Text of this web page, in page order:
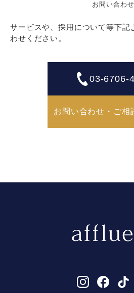
お問い合わせ
サービスや、採用について等下記
わせください。
03-6706-
お問い合わせ・ご相